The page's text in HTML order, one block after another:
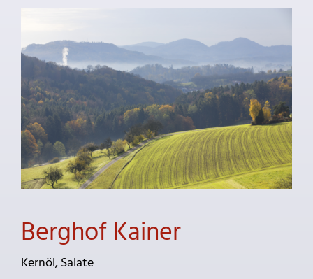
Berghof Kainer
Kernöl, Salate